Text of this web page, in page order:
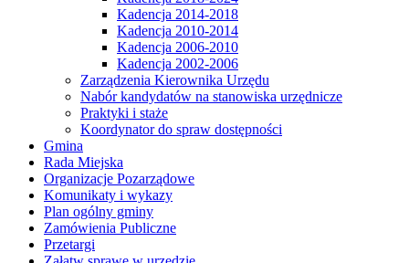
Kadencja 2014-2018
Kadencja 2010-2014
Kadencja 2006-2010
Kadencja 2002-2006
Zarządzenia Kierownika Urzędu
Nabór kandydatów na stanowiska urzędnicze
Praktyki i staże
Koordynator do spraw dostępności
Gmina
Rada Miejska
Organizacje Pozarządowe
Komunikaty i wykazy
Plan ogólny gminy
Zamówienia Publiczne
Przetargi